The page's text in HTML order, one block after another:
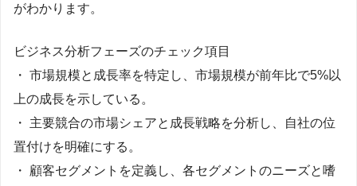
がわかります。
ビジネス分析フェーズのチェック項目
・ 市場規模と成長率を特定し、市場規模が前年比で5%以
上の成長を示している。
・ 主要競合の市場シェアと成長戦略を分析し、自社の位
置付けを明確にする。
・ 顧客セグメントを定義し、各セグメントのニーズと嗜